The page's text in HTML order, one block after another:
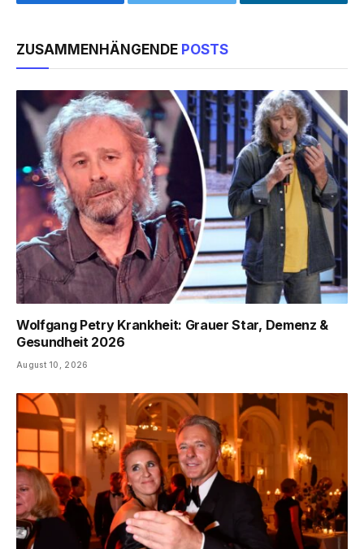
ZUSAMMENHÄNGENDE POSTS
Wolfgang Petry Krankheit: Grauer Star, Demenz &
Gesundheit 2026
August 10, 2026